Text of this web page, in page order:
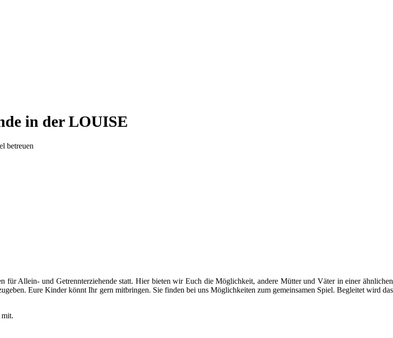
in der LOUISE
betreuen
für Allein- und Getrennterziehende statt. Hier bieten wir Euch die Möglichkeit, andere Mütter und Väter in einer ähnlichen
Eure Kinder könnt Ihr gern mitbringen. Sie finden bei uns Möglichkeiten zum gemeinsamen Spiel. Begleitet wird das